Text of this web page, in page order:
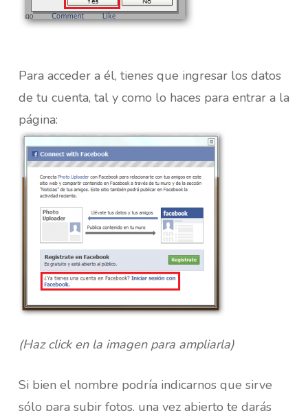
Para acceder a él, tienes que ingresar los datos
de tu cuenta, tal y como lo haces para entrar a la
página:
(Haz click en la imagen para ampliarla)
Si bien el nombre podría indicarnos que sirve
sólo para subir fotos, una vez abierto te darás